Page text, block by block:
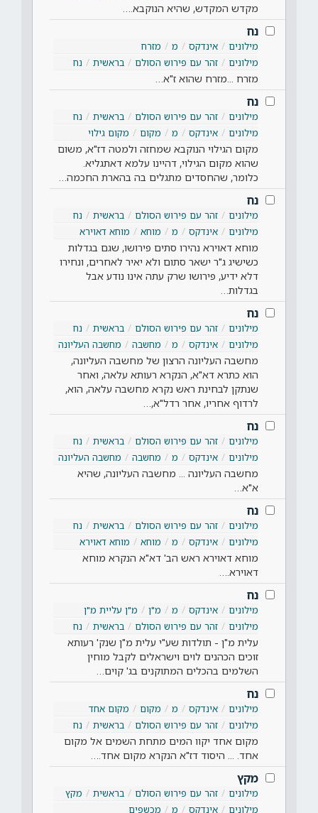
מקדש המקדש, שהיא הנוקבא.…
נח
מילונים אינדקס מ
מזרח
מילונים
זהר עם פירוש הסולם בראשית נח
מזרח ...מזרח שהוא ז"א…
נח
מילונים זהר עם פירוש הסולם בראשית
נח
מילונים
אינדקס מ מקום מקום גילוי
מקום הגילוי הנוקבא שמחזה ולמטה דז"א, משום
שהוא מקום הגילוי, דהיינו עלמא דאתגליא.
כלומר, שהחסדים מתגלים בה בהארת החכמה…
נח
מילונים זהר עם פירוש הסולם בראשית
נח
מילונים
אינדקס מ מוחא מוחא דאוירא
מוחא דאוירא נהירו סתים פירושו, שגם בגדלות
כשישיג ג"ר ישאר סתום ולא יאיר לאחרים, ונחירו
דלא ידיע, פירושו שרק עתה אינו נודע אבל
בגדלות…
נח
מילונים זהר עם פירוש הסולם בראשית
נח
מילונים
אינדקס מ מחשבה מחשבה העליונה
מחשבה העליונה הרצון של מחשבה העליונה,
הוא כתרא דא"א, הנקרא רעותא עלאה, ואחר
שנתקן לבחינת ראש נקרא מחשבה עלאה, הוא,
לרדוף אחריו, אחר רדל"א,…
נח
מילונים זהר עם פירוש הסולם בראשית
נח
מילונים
אינדקס מ מחשבה מחשבה העליונה
מחשבה העליונה ... מחשבה העליונה, שהיא
א"א…
נח
מילונים זהר עם פירוש הסולם בראשית
נח
מילונים
אינדקס מ מוחא מוחא דאוירא
מוחא דאוירא ראש הב' דא"א הנקרא מוחא
דאוירא.…
נח
מילונים אינדקס מ מ"ן
מ"ן עליית מ"ן
מילונים
זהר עם פירוש הסולם בראשית נח
עלית מ"ן - תולדות שע"י עלית מ"ן שנק' רעותא
זוכים הכהנים לוים וישראלים לקבל מוחין
השלמים בהכלים המתוקנים בג' קוים…
נח
מילונים אינדקס מ מקום
מקום אחד
מילונים
זהר עם פירוש הסולם בראשית נח
מקום אחד יקוו המים מתחת השמים אל מקום
אחד. ... היסוד דז"א הנקרא מקום אחד.…
מקץ
מילונים זהר עם פירוש הסולם בראשית
מקץ
מילונים
אינדקס מ מכשפים